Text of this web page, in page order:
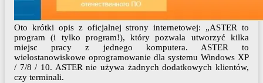
Oto krótki opis z oficjalnej strony internetowej: „ASTER to
program (i tylko program!), który pozwala utworzyć kilka
miejsc pracy z jednego komputera. ASTER to
wielostanowiskowe oprogramowanie dla systemu Windows XP
/ 7/8 / 10. ASTER nie używa żadnych dodatkowych klientów,
czy terminali.